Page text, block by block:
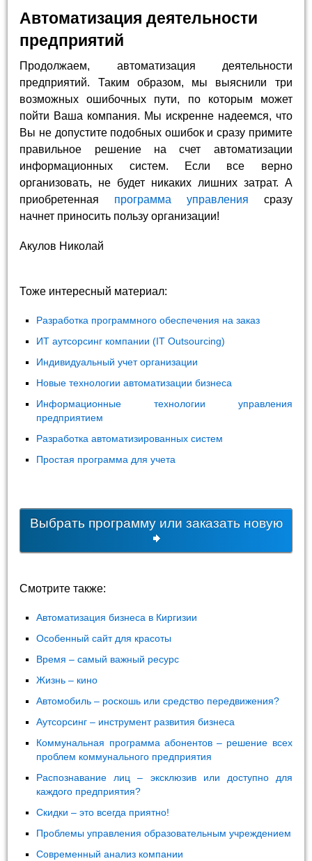
Автоматизация деятельности
предприятий
Продолжаем, автоматизация деятельности
предприятий. Таким образом, мы выяснили три
возможных ошибочных пути, по которым может
пойти Ваша компания. Мы искренне надеемся, что
Вы не допустите подобных ошибок и сразу примите
правильное решение на счет автоматизации
информационных систем. Если все верно
организовать, не будет никаких лишних затрат. А
приобретенная программа управления сразу
начнет приносить пользу организации!
Акулов Николай
Тоже интересный материал:
Разработка программного обеспечения на заказ
ИТ аутсорсинг компании (IT Outsourcing)
Индивидуальный учет организации
Новые технологии автоматизации бизнеса
Информационные технологии управления
предприятием
Разработка автоматизированных систем
Простая программа для учета
Выбрать программу или заказать новую
Смотрите также:
Автоматизация бизнеса в Киргизии
Особенный сайт для красоты
Время – самый важный ресурс
Жизнь – кино
Автомобиль – роскошь или средство передвижения?
Аутсорсинг – инструмент развития бизнеса
Коммунальная программа абонентов – решение всех
проблем коммунального предприятия
Распознавание лиц – эксклюзив или доступно для
каждого предприятия?
Скидки – это всегда приятно!
Проблемы управления образовательным учреждением
Современный анализ компании